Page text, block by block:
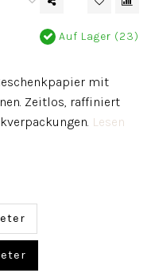
Auf Lager (23)
mit
Zeitlos, raffiniert
Lesen